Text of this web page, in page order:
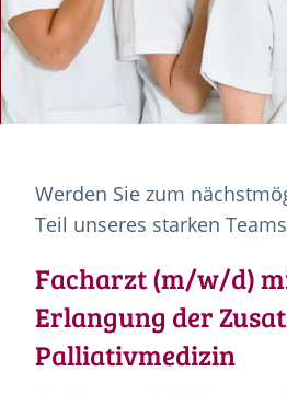
Werden Sie zum
Teil unseres starken
Facharzt (m/w/d)
Erlangung der
Palliativmedizin